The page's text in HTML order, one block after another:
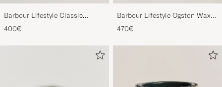
Barbour Lifestyle Classic
Bedale Jacket Olive
400€
Barbour Lifestyle Ogston Waxed
Jacket Olive
470€